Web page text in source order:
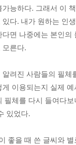
능하다. 그래서 이
다. 내가 원하는 인
면 나중에는 본인
모른다.
려진 사람들의 필
이용되는지 실제
필체를 다시 들여다
있었다.
좋을 때 쓴 글씨와